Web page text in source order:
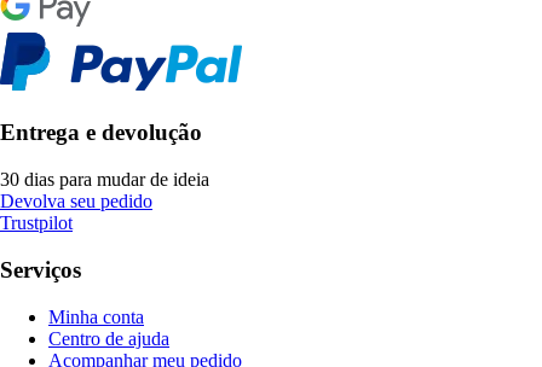
Entrega e devolução
30 dias para mudar de ideia
Devolva seu pedido
Trustpilot
Serviços
Minha conta
Centro de ajuda
Acompanhar meu pedido